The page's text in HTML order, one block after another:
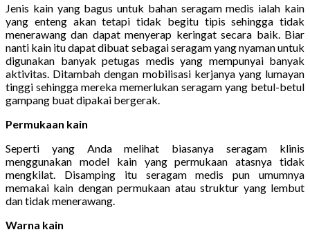
Jenis kain yang bagus untuk bahan seragam medis ialah kain
yang enteng akan tetapi tidak begitu tipis sehingga tidak
menerawang dan dapat menyerap keringat secara baik. Biar
nanti kain itu dapat dibuat sebagai seragam yang nyaman untuk
digunakan banyak petugas medis yang mempunyai banyak
aktivitas. Ditambah dengan mobilisasi kerjanya yang lumayan
tinggi sehingga mereka memerlukan seragam yang betul-betul
gampang buat dipakai bergerak.
Permukaan kain
Seperti yang Anda melihat biasanya seragam klinis
menggunakan model kain yang permukaan atasnya tidak
mengkilat. Disamping itu seragam medis pun umumnya
memakai kain dengan permukaan atau struktur yang lembut
dan tidak menerawang.
Warna kain